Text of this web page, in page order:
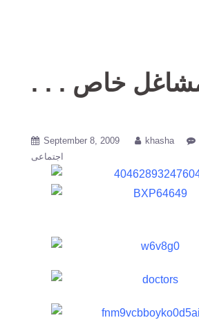
September 8, 2009 khasha
اجتماعی